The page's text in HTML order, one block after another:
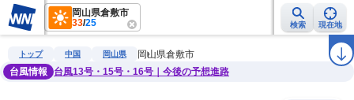
岡山県倉敷市
33/25 検索 現在地
雨雲レーダー 台風情報 地震情報 ラ
トップ 中国 岡山県
岡山県倉敷市
台風情報
台風13号・15号・16号｜今後の予想進路